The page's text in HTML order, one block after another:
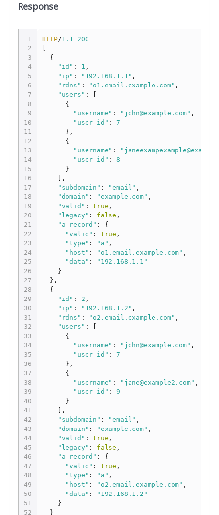
Response
1
2
3
4
5
6
7
8
9
10
11
12
13
14
15
16
17
18
19
20
21
22
23
24
25
26
27
28
29
30
31
32
33
34
35
36
37
38
39
40
41
42
43
44
45
46
47
48
49
50
51
52
HTTP/1.1
200
{
"id" : 1 ,
"ip" : "192.168.1.1" ,
"rdns" : "o1.email.example.com" ,
"users" :
{
"username" : "john@example.com" ,
"user_id" :
7
},
{
"username" :
"user_id" :
8
}
],
"subdomain" : "email" ,
"domain" : "example.com" ,
"valid" : true ,
"legacy" : false ,
"a_record" :
{
"valid" : true ,
"type" : "a" ,
"host" : "o1.email.example.com" ,
"data" :
"192.168.1.1"
}
},
{
"id" : 2 ,
"ip" : "192.168.1.2" ,
"rdns" : "o2.email.example.com" ,
"users" :
{
"username" : "john@example.com" ,
"user_id" :
7
},
{
"username" : "jane@example2.com" ,
"user_id" :
9
}
],
"subdomain" : "email" ,
"domain" : "example.com" ,
"valid" : true ,
"legacy" : false ,
"a_record" :
{
"valid" : true ,
"type" : "a" ,
"host" : "o2.email.example.com" ,
"data" :
"192.168.1.2"
}
}